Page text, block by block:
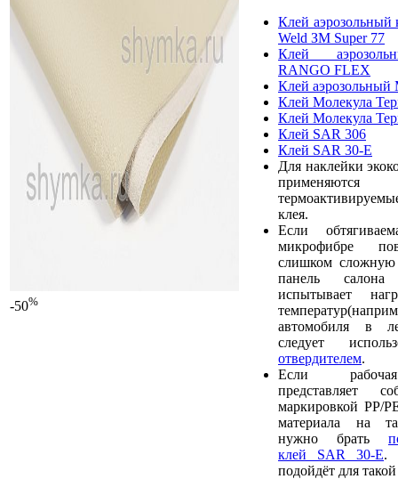
-50%
Клей аэрозольный
Weld ЗМ Super 77
Клей
RANGO FLEX
Клей аэрозольный
Клей Молекула
Клей Молекула
Клей SAR 306
Клей SAR 30-E
Для наклейки
клея.
Если
микрофибре
слишком
панель
испытывает
автомобиля в
следует
отвердителем.
Если
представляет
маркировкой PP/
материала на
нужно брать
клей SAR 30-E.
подойдёт для